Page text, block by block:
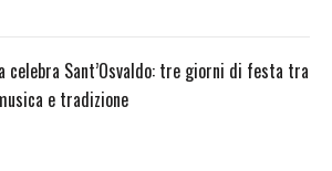
celebra Sant’Osvaldo: tre giorni di festa tra
e tradizione